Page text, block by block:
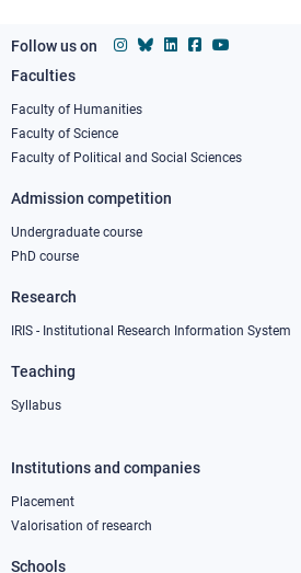
Follow us on
Footer
column
1
Faculties
Faculty of Humanities
Faculty of Science
Faculty of Political and Social Sciences
Admission competition
Undergraduate course
PhD course
Research
IRIS - Institutional Research Information System
Teaching
Syllabus
Footer
column
Institutions and companies
Placement
Valorisation of research
Schools